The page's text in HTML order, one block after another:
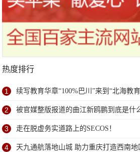
热度排行
1 续写教育华章“100%巴川”来到“北海教
2 被官媒整版报道的曲江新鸥鹏到底是什
3 走在脱虚务实道路上的SECOS！
4 天九通航落地山城 助力重庆打造西南